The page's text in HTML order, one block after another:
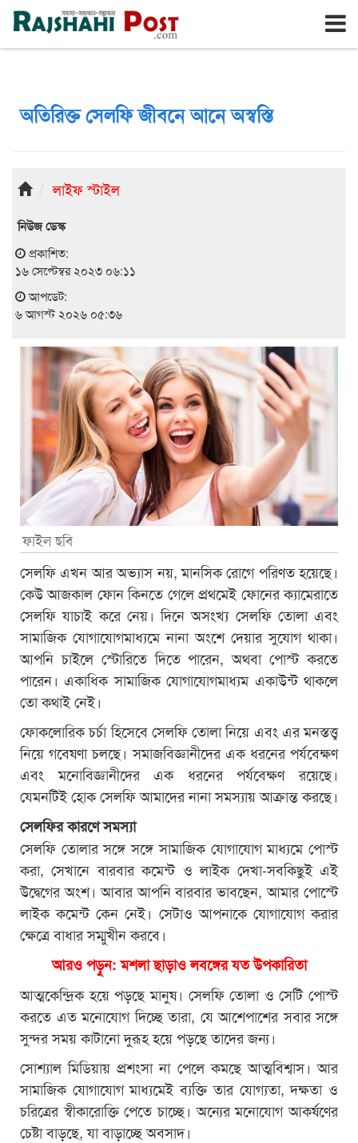
রাজশাহী বৃহঃস্পতিবার, ৬ই আগস্ট ২০২৬, ২২শে শ্রাবণ ১৪৩৩
অতিরিক্ত সেলফি জীবনে আনে অস্বস্তি
লাইফ স্টাইল
নিউজ ডেস্ক
প্রকাশিত:
১৬ সেপ্টেম্বর ২০২৩ ০৬:১১
আপডেট:
৬ আগস্ট ২০২৬ ০৫:৩৬
ফাইল ছবি
সেলফি এখন আর অভ্যাস নয়, মানসিক রোগে পরিণত হয়েছে।
কেউ আজকাল ফোন কিনতে গেলে প্রথমেই ফোনের ক্যামেরাতে
সেলফি যাচাই করে নেয়। দিনে অসংখ্য সেলফি তোলা এবং
সামাজিক যোগাযোগমাধ্যমে নানা অংশে দেয়ার সুযোগ থাকা।
আপনি চাইলে স্টোরিতে দিতে পারেন, অথবা পোস্ট করতে
পারেন। একাধিক সামাজিক যোগাযোগমাধ্যম একাউন্ট থাকলে
তো কথাই নেই।
ফোকলোরিক চর্চা হিসেবে সেলফি তোলা নিয়ে এবং এর মনস্তত্ত্ব
নিয়ে গবেষণা চলছে। সমাজবিজ্ঞানীদের এক ধরনের পর্যবেক্ষণ
এবং মনোবিজ্ঞানীদের এক ধরনের পর্যবেক্ষণ রয়েছে।
যেমনটিই হোক সেলফি আমাদের নানা সমস্যায় আক্রান্ত করছে।
সেলফির কারণে সমস্যা
সেলফি তোলার সঙ্গে সঙ্গে সামাজিক যোগাযোগ মাধ্যমে পোস্ট
করা, সেখানে বারবার কমেন্ট ও লাইক দেখা-সবকিছুই এই
উদ্বেগের অংশ। আবার আপনি বারবার ভাবছেন, আমার পোস্টে
লাইক কমেন্ট কেন নেই। সেটাও আপনাকে যোগাযোগ করার
ক্ষেত্রে বাধার সম্মুখীন করবে।
আরও পড়ুন: মশলা ছাড়াও লবঙ্গের যত উপকারিতা
আত্মকেন্দ্রিক হয়ে পড়ছে মানুষ। সেলফি তোলা ও সেটি পোস্ট
করতে এত মনোযোগ দিচ্ছে তারা, যে আশেপাশের সবার সঙ্গে
সুন্দর সময় কাটানো দুরূহ হয়ে পড়ছে তাদের জন্য।
সোশ্যাল মিডিয়ায় প্রশংসা না পেলে কমছে আত্মবিশ্বাস। আর
সামাজিক যোগাযোগ মাধ্যমেই ব্যক্তি তার যোগ্যতা, দক্ষতা ও
চরিত্রের স্বীকারোক্তি পেতে চাচ্ছে। অন্যের মনোযোগ আকর্ষণের
চেষ্টা বাড়ছে, যা বাড়াচ্ছে অবসাদ।